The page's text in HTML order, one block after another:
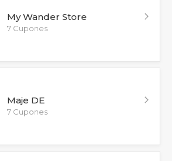
My Wander Store
7 Cupones
Maje DE
7 Cupones